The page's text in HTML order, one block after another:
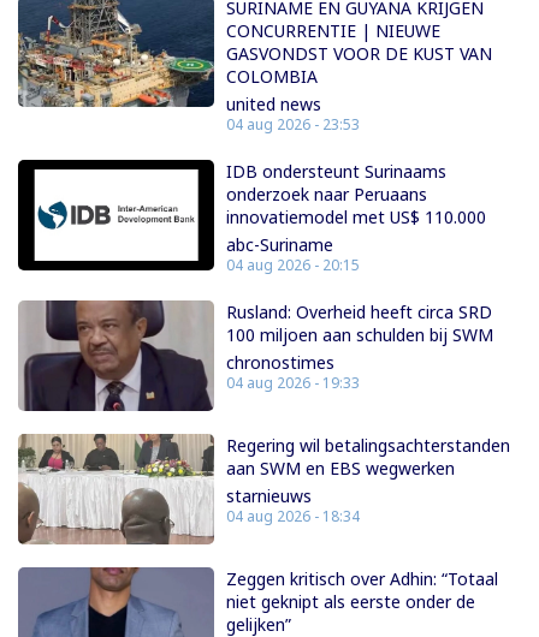
SURINAME EN GUYANA KRIJGEN
CONCURRENTIE | NIEUWE
GASVONDST VOOR DE KUST VAN
COLOMBIA
united news
04 aug 2026 - 23:53
IDB ondersteunt Surinaams
onderzoek naar Peruaans
innovatiemodel met US$ 110.000
abc-Suriname
04 aug 2026 - 20:15
Rusland: Overheid heeft circa SRD
100 miljoen aan schulden bij SWM
chronostimes
04 aug 2026 - 19:33
Regering wil betalingsachterstanden
aan SWM en EBS wegwerken
starnieuws
04 aug 2026 - 18:34
Zeggen kritisch over Adhin: “Totaal
niet geknipt als eerste onder de
gelijken”